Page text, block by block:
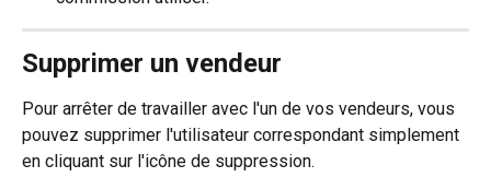
Supprimer un vendeur
Pour arrêter de travailler avec l'un de vos vendeurs, vous
pouvez supprimer l'utilisateur correspondant simplement
en cliquant sur l'icône de suppression.